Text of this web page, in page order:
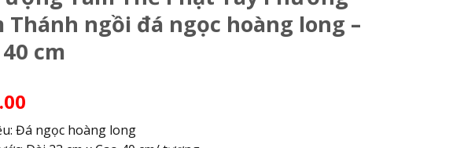
Thánh ngồi đá ngọc hoàng long –
cm
Đá ngọc hoàng long